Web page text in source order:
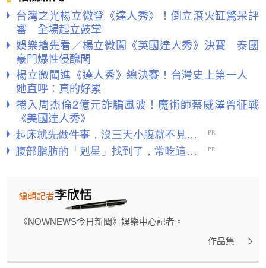
台灣之光楊立微登《達人秀》！倒立滾火缸驚呆評
審 全場起立鼓掌
娛樂搶先看／楊立微闖《英國達人秀》決賽 泰國
豪門爆性侵醜聞
楊立微闖進《達人秀》總決賽！台灣史上第一人
她直呼：真的好累
捲入周杰倫2億元詐騙風波！魔術師蔡威澤曾征戰
《美國達人秀》
李欣恬
編輯記者
《NOWNEWS今日新聞》娛樂中心記者。
作品集